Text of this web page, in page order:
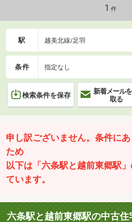
1 件
駅 越美北線/足羽
条件 指定なし
検索条件を保存
新着メール
取る
申し訳ございません。条件に
ため
以下は「六条駅と越前東郷駅
ています。
六条駅と越前東郷駅の中古